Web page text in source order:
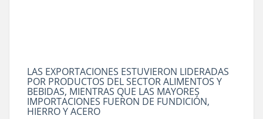
LAS EXPORTACIONES ESTUVIERON LIDERADAS
POR PRODUCTOS DEL SECTOR ALIMENTOS Y
BEBIDAS, MIENTRAS QUE LAS MAYORES
IMPORTACIONES FUERON DE FUNDICIÓN,
HIERRO Y ACERO